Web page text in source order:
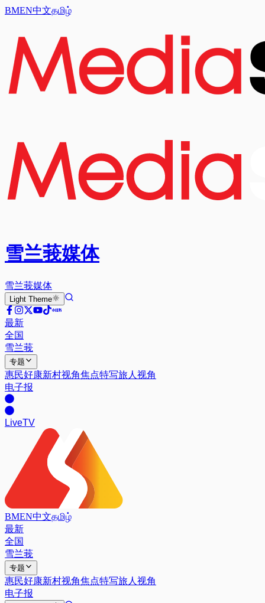
BMEN中文தமிழ்
雪兰莪媒体
雪兰莪媒体
Light Theme
最新
全国
雪兰莪
专题
惠民好康新村视角焦点特写旅人视角
电子报
LiveTV
BMEN中文தமிழ்
最新
全国
雪兰莪
专题
惠民好康新村视角焦点特写旅人视角
电子报